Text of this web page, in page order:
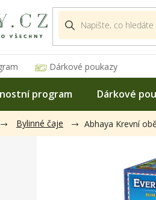
Dárkové poukazy
program Dárkové
Bylinné čaje Abhaya Krevní